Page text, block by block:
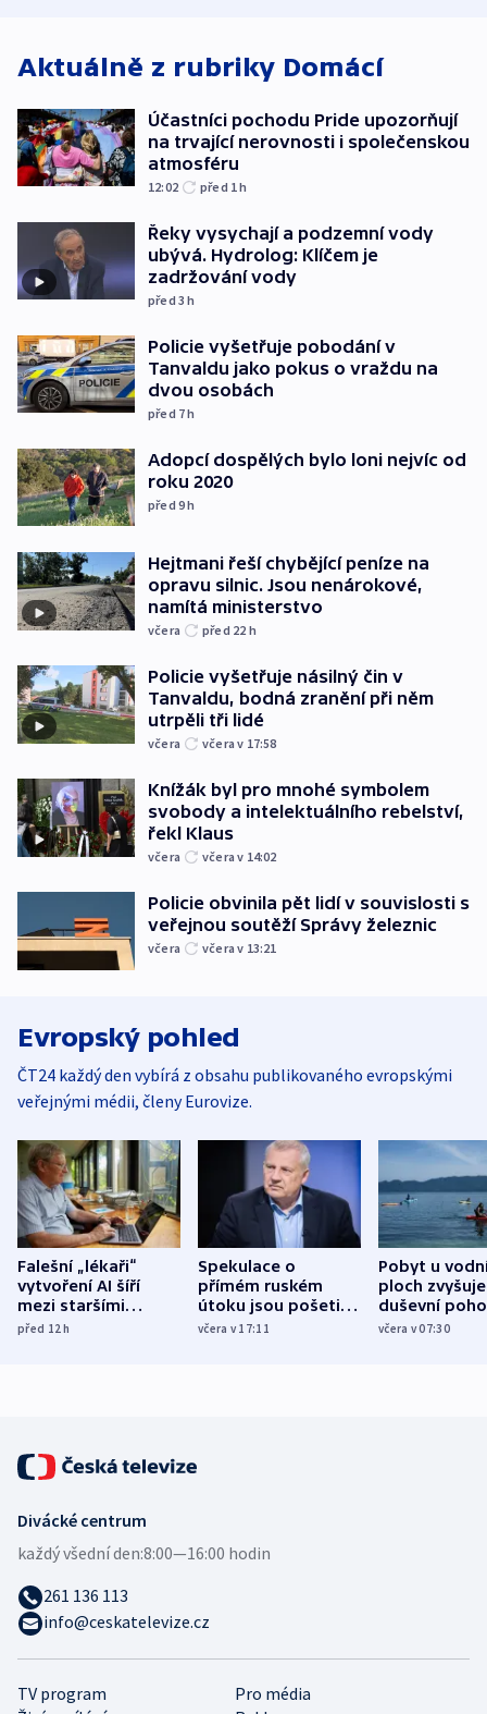
Aktuálně z rubriky Domácí
Účastníci pochodu Pride upozorňují
na trvající nerovnosti i společenskou
atmosféru
12:02 před 1h
Řeky vysychají a podzemní vody
ubývá. Hydrolog: Klíčem je
zadržování vody
před 3h
Policie vyšetřuje pobodání v
Tanvaldu jako pokus o vraždu na
dvou osobách
před 7h
Adopcí dospělých bylo loni nejvíc od
roku 2020
před 9h
Hejtmani řeší chybějící peníze na
opravu silnic. Jsou nenárokové,
namítá ministerstvo
včera před 22 h
Policie vyšetřuje násilný čin v
Tanvaldu, bodná zranění při něm
utrpěli tři lidé
včera včera v 17:58
Knížák byl pro mnohé symbolem
svobody a intelektuálního rebelství,
řekl Klaus
včera včera v 14:02
Policie obvinila pět lidí v souvislosti s
veřejnou soutěží Správy železnic
včera včera v 13:21
Evropský pohled
ČT24 každý den vybírá z obsahu publikovaného evropskými
veřejnými médii, členy Eurovize.
Falešní „lékaři“
vytvoření AI šíří
mezi staršími
Poláky nebezpečné
před 12h
Spekulace o
přímém ruském
útoku jsou pošetilé,
míní estonský
včera v 17:11
Pobyt u
ploch zvyšuje
duševní
ukázala
včera v 07:30
TV program
Pro média
Divácké centrum
každý všední den:8:00—16:00 hodin
261 136 113
info@ceskatelevize.cz